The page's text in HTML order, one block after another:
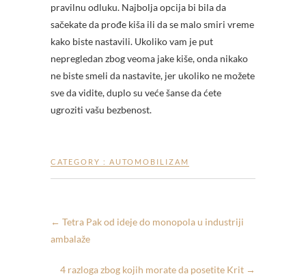
pravilnu odluku. Najbolja opcija bi bila da
sačekate da prođe kiša ili da se malo smiri vreme
kako biste nastavili. Ukoliko vam je put
nepregledan zbog veoma jake kiše, onda nikako
ne biste smeli da nastavite, jer ukoliko ne možete
sve da vidite, duplo su veće šanse da ćete
ugroziti vašu bezbenost.
CATEGORY : AUTOMOBILIZAM
← Tetra Pak od ideje do monopola u industriji
ambalaže
4 razloga zbog kojih morate da posetite Krit →